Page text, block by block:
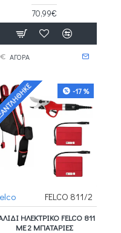
70,99€
ΑΓΟΡΑ
-17 %
FELCO 811/2
ΗΛΕΚΤΡΙΚΟ FELCO 811
ΜΕ 2 ΜΠΑΤΑΡΙΕΣ